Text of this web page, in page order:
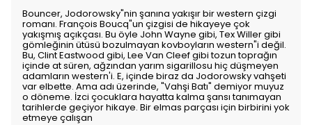
Bouncer, Jodorowsky"nin şanına yakışır bir western çizgi
romanı. François Boucq"un çizgisi de hikayeye çok
yakışmış açıkçası. Bu öyle John Wayne gibi, Tex Willer gibi
gömleğinin ütüsü bozulmayan kovboyların western"i değil.
Bu, Clint Eastwood gibi, Lee Van Cleef gibi tozun toprağın
içinde at süren, ağzından yarım sigarillosu hiç düşmeyen
adamların western'i. E, içinde biraz da Jodorowsky vahşeti
var elbette. Ama adı üzerinde, "Vahşi Batı" demiyor muyuz
o döneme. İzci çocuklara hayatta kalma şansı tanımayan
tarihlerde geçiyor hikaye. Bir elmas parçası için birbirini yok
etmeye çalışan